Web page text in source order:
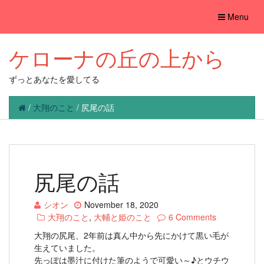
Toggle
Menu
ケローナの丘の上から
ずっとあなたを愛してる
/ 大翔のこと / 尻尾の話
尻尾の話
シオン
November 18, 2020
大翔のこと , 大輔と姫のこと
6 Comments
大翔の尻尾、2年前は真ん中から先にかけて黒い毛が
生えていました。
先っぽは墨汁に付けた筆のようで可愛い～♪とウチウ